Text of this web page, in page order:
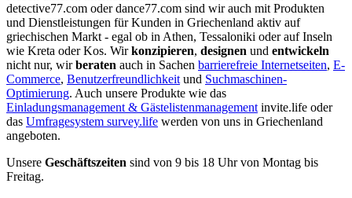
detective77.com oder dance77.com sind wir auch mit Produkten
und Dienstleistungen für Kunden in Griechenland aktiv auf
griechischen Markt - egal ob in Athen, Tessaloniki oder auf Inseln
wie Kreta oder Kos. Wirkonzipieren, designen und entwickeln
nicht nur, wirberaten auch in Sachen barrierefreie Internetseiten, E-
Commerce, Benutzerfreundlichkeit und Suchmaschinen-
Optimierung. Auch unsere Produkte wie das
Einladungsmanagement & Gästelistenmanagement invite.life oder
das Umfragesystem survey.life werden von uns in Griechenland
angeboten.
Unsere Geschäftszeiten sind von 9 bis 18 Uhr von Montag bis
Freitag.